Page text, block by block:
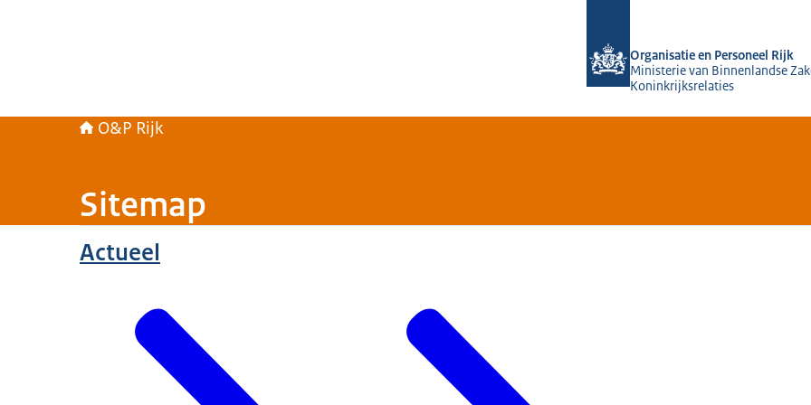
Organisatie en Personeel Rijk
Ministerie van Binnenlandse
Koninkrijksrelaties
O&P Rijk
Sitemap
Actueel